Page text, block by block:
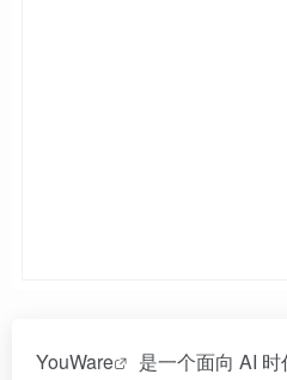
YouWare
是一个面向 AI